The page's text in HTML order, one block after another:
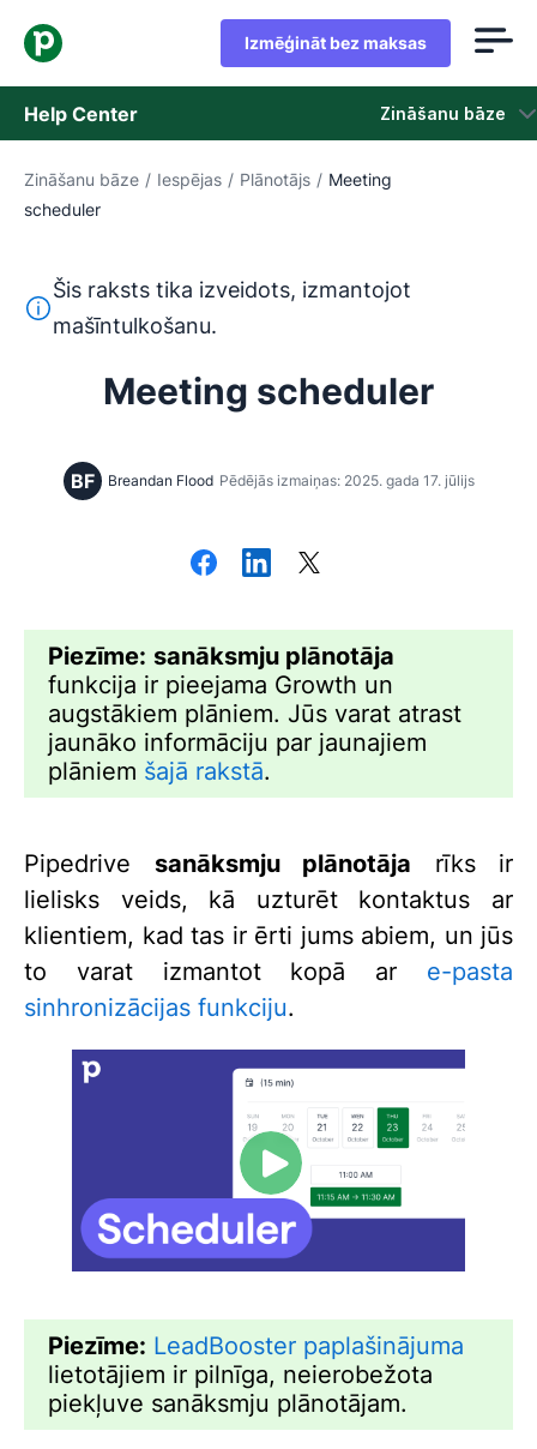
Izmēģināt bez maksas
Help Center Zināšanu bāze
Zināšanu bāze
Sazināties ar atbalsta dienestu
Zināšanu bāze / Iespējas / Plānotājs / Meeting
scheduler
Šis teksts ir tulkots no angļu valodas, izmantojot
Šis raksts tika izveidots, izmantojot
mašīntulkošanu.
Meeting scheduler
BF Breandan Flood Pēdējās izmaiņas: 2025. gada 17. jūlijs
Piezīme: sanāksmju plānotāja
funkcija ir pieejama Growth un
augstākiem plāniem. Jūs varat atrast
jaunāko informāciju par jaunajiem
plāniem šajā rakstā.
Pipedrive sanāksmju plānotāja rīks ir
lielisks veids, kā uzturēt kontaktus ar
klientiem, kad tas ir ērti jums abiem, un jūs
to varat izmantot kopā ar e-pasta
sinhronizācijas funkciju.
Piezīme: LeadBooster paplašinājuma
lietotājiem ir pilnīga, neierobežota
piekļuve sanāksmju plānotājam.